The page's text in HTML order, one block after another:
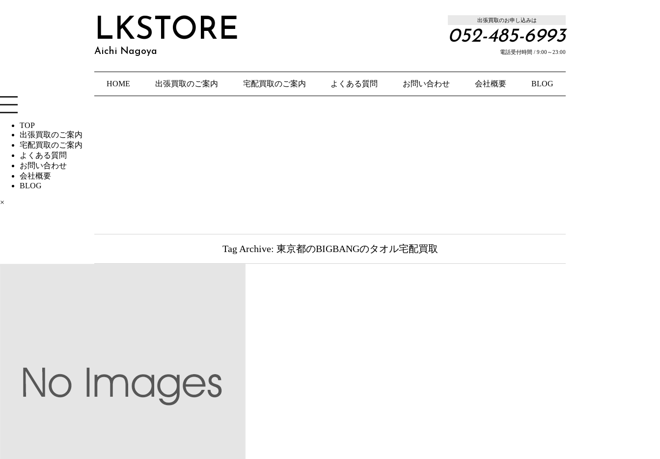
LKSTORE
Aichi Nagoya
出張買取のお申し込みは
052-485-6993
電話受付時間 / 9:00～23:00
HOME 出張買取のご案内 宅配買取のご案内 よくある質問 お問い合わせ 会社概要 BLOG
TOP
出張買取のご案内
宅配買取のご案内
よくある質問
お問い合わせ
会社概要
BLOG
×
Tag Archive: 東京都のBIGBANGのタオル宅配買取